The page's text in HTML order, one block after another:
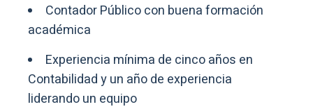
Contador Público con buena formación
académica
Experiencia mínima de cinco años en
Contabilidad y un año de experiencia
liderando un equipo